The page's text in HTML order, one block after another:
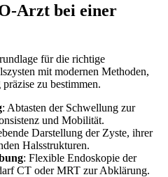
Arzt bei einer
für die richtige
mit modernen Methoden,
zu bestimmen.
: Abtasten der Schwellung zur
und Mobilität.
Darstellung der Zyste, ihrer
Halsstrukturen.
: Flexible Endoskopie der
CT oder MRT zur Abklärung.